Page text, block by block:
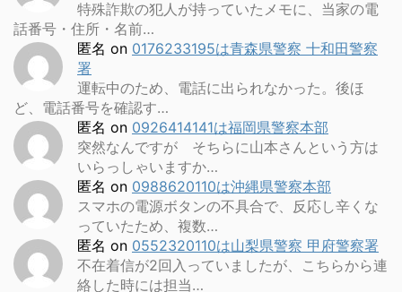
特殊詐欺の犯人が持っていたメモに、当家の電
話番号・住所・名前…
匿名 on 0176233195は青森県警察 十和田警察
署
運転中のため、電話に出られなかった。後ほ
ど、電話番号を確認す…
匿名 on 0926414141は福岡県警察本部
突然なんですが そちらに山本さんという方は
いらっしゃいますか…
匿名 on 0988620110は沖縄県警察本部
スマホの電源ボタンの不具合で、反応し辛くな
っていたため、複数…
匿名 on 0552320110は山梨県警察 甲府警察署
不在着信が2回入っていましたが、こちらから連
絡した時には担当…